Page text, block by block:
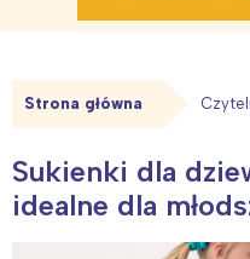
Strona główna
Sukienki dla
idealne dla